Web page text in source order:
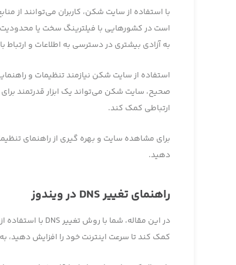
با استفاده از سایت شکن، کاربران می‌توانند از
است در کشورهایی با فیلترینگ سخت یا
به آزادی بیشتری در دسترسی به اطلاعات و ارتباط
استفاده از سایت شکن نیازمند تنظیمات و
صحیح، سایت شکن می‌تواند یک ابزار قدرتمند
ارتباطی کمک کند.
برای مشاهده سایت و بهره گیری از راهنمای
دهید.
راهنمای تغییر DNS در ویندوز
کمک کند تا سرعت اینترنت خود را افزایش دهید،